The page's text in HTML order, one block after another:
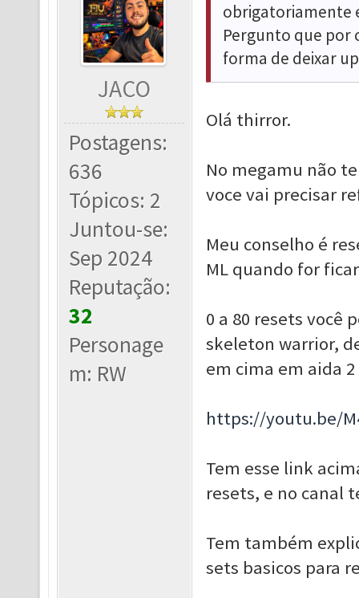
JACO
Postagens:
636
Tópicos: 2
Juntou-se:
Sep 2024
Reputação:
32
Personage
m: RW
obrigatoriamente
Pergunto que por
forma de deixar
Olá thirror.
No megamu não
voce vai precisar
Meu conselho é
ML quando for ficar
0 a 80 resets você
skeleton warrior,
em cima em aida
https://youtu.be/
Tem esse link
resets, e no canal
Tem também
sets basicos para